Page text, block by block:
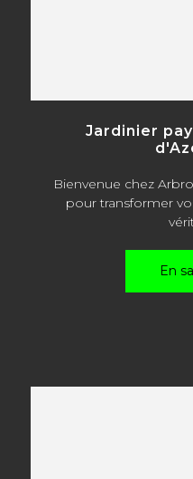
Jardinier
Bienvenue chez
pour transformer
En